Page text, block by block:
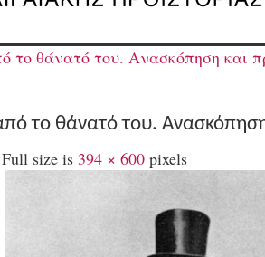
θάνατό του. Aνασκόπηση και
το θάνατό του.
Full size is 394 × 600pixels